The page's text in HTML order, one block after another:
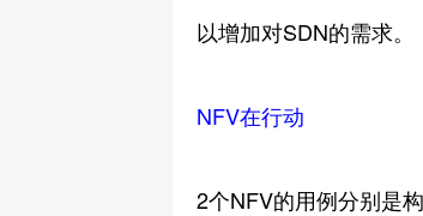
以增加对SDN的需求。
NFV在行动
2个NFV的用例分别是